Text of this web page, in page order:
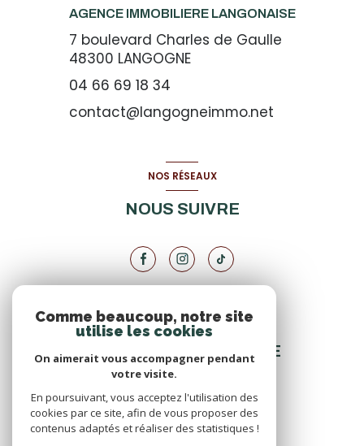
AGENCE IMMOBILIERE LANGONAISE
7 boulevard Charles de Gaulle
48300 LANGOGNE
04 66 69 18 34
contact@langogneimmo.net
NOS RÉSEAUX
NOUS SUIVRE
VOTRE ESPACE
ESPACE PROPRIÉTAIRE
SE CONNECTER
Comme beaucoup, notre site
utilise les cookies
On aimerait vous accompagner pendant
votre visite.
En poursuivant, vous acceptez l'utilisation des
cookies par ce site, afin de vous proposer des
contenus adaptés et réaliser des statistiques !